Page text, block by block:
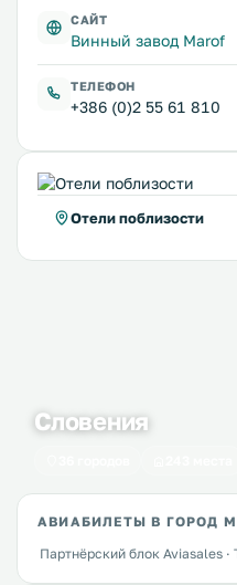
САЙТ
Винный завод Marof
ТЕЛЕФОН
+386 (0)2 55 61 810
Отели поблизости
Словения
АВИАБИЛЕТЫ В ГОРОД
Партнёрский блок Aviasales